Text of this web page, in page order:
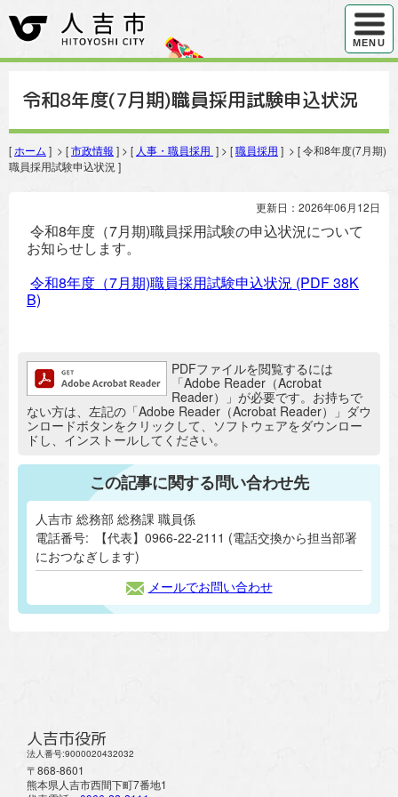
ハンバ
MENU
令和8年度(7月期)職員採用試験申込状況
[ ホーム ] > [市政情報 ] > [ 人事・職員採用 ] > [職員採用 ] > [ 令和8年度(7月期)
職員採用試験申込状況 ]
更新日：2026年06月12日
令和8年度（7月期)職員採用試験の申込状況について
お知らせします。
令和8年度（7月期)職員採用試験申込状況 (PDF 38K
B)
追加情報：PDFファイルPDFファイルを閲覧するには
「Adobe Reader（Acrobat
Reader）」が必要です。お持ちで
ない方は、左記の「Adobe Reader（Acrobat Reader）」ダウ
ンロードボタンをクリックして、ソフトウェアをダウンロー
ドし、インストールしてください。
この記事に関する問い合わせ先
人吉市 総務部 総務課 職員係
電話番号:
【代表】0966-22-2111 (電話交換から担当部署
におつなぎします)
メールでお問い合わせ
人吉市役所
法人番号:9000020432032
〒868-8601
熊本県人吉市西間下町7番地1